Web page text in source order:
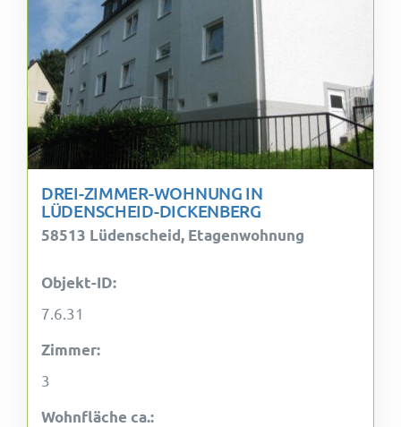
DREI-ZIMMER-WOHNUNG IN
LÜDENSCHEID-DICKENBERG
58513 Lüdenscheid, Etagenwohnung
Objekt-ID:
7.6.31
Zimmer:
3
Wohnfläche ca.: